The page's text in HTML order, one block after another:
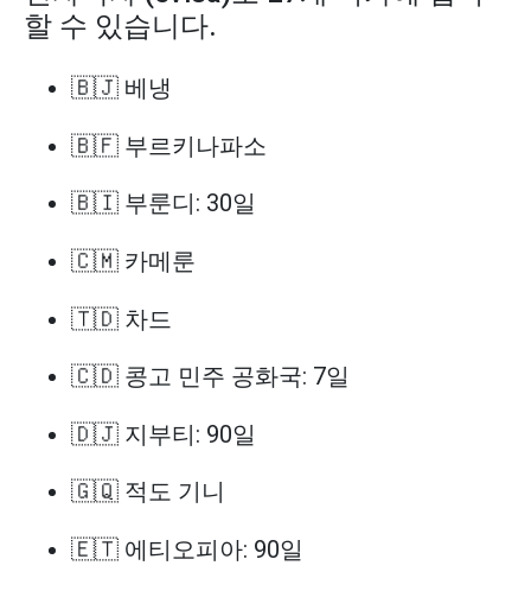
할 수 있습니다.
🇧🇯 베냉
🇧🇫 부르키나파소
🇧🇮 부룬디: 30일
🇨🇲 카메룬
🇹🇩 차드
🇨🇩 콩고 민주 공화국: 7일
🇩🇯 지부티: 90일
🇬🇶 적도 기니
🇪🇹 에티오피아: 90일